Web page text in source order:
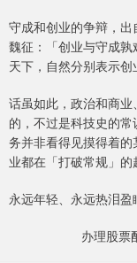
守成和创业的争辩，
魏征：「创业与守成
天下，自然分别表示创
话虽如此，政治和商
的，不过是科技史的
务并非看得见摸得着
业都在「打破常规」的
永远年轻、永远热泪盈
办理股票